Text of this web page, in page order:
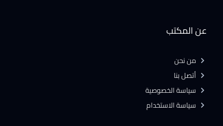
عن المكتب
من نحن
أتصل بنا
سياسة الخصوصية
سياسة الاستخدام